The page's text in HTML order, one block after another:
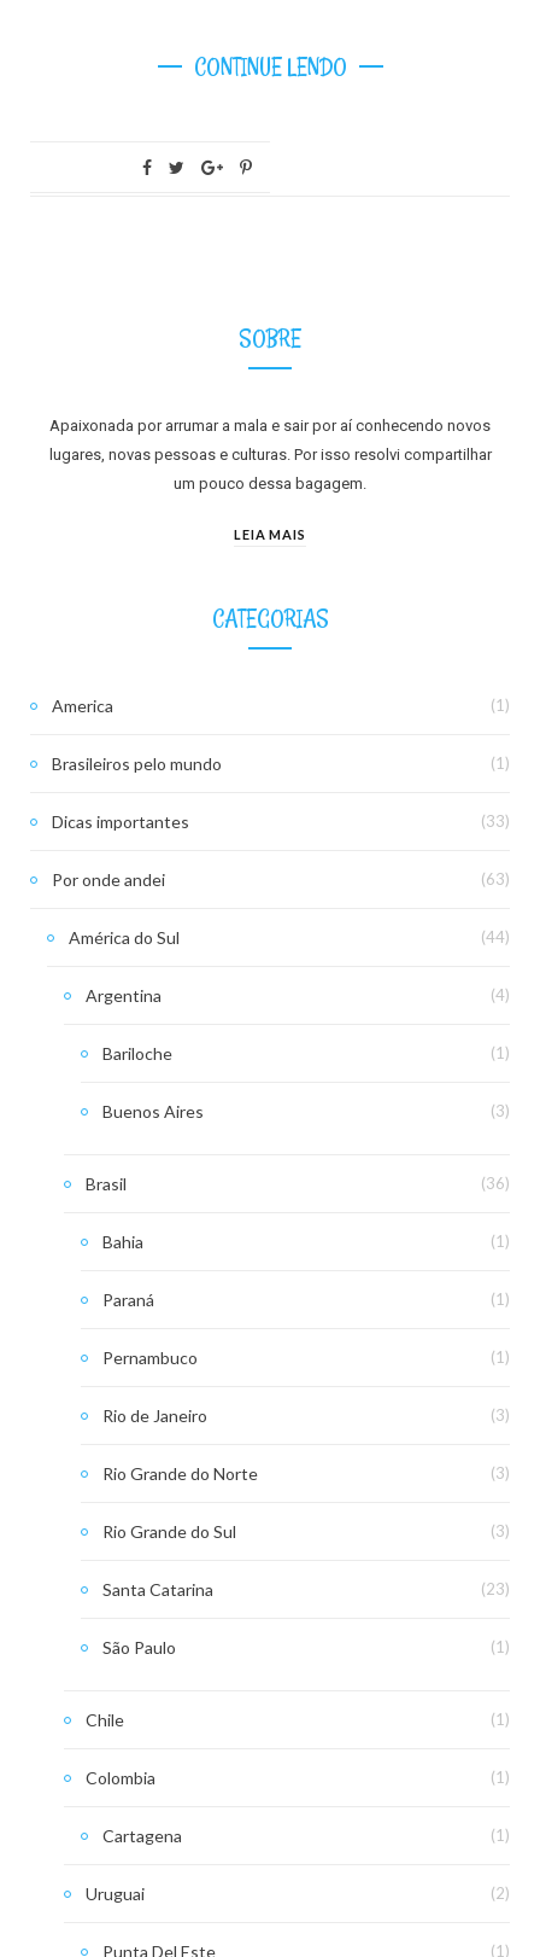
CONTINUE LENDO
SOBRE
Apaixonada por arrumar a mala e sair por aí conhecendo novos
lugares, novas pessoas e culturas. Por isso resolvi compartilhar
um pouco dessa bagagem.
LEIA MAIS
CATEGORIAS
America (1)
Brasileiros pelo mundo (1)
Dicas importantes (33)
Por onde andei (63)
América do Sul (44)
Argentina (4)
Bariloche (1)
Buenos Aires (3)
Brasil (36)
Bahia (1)
Paraná (1)
Pernambuco (1)
Rio de Janeiro (3)
Rio Grande do Norte (3)
Rio Grande do Sul (3)
Santa Catarina (23)
São Paulo (1)
Chile (1)
Colombia (1)
Cartagena (1)
Uruguai (2)
Punta Del Este (1)